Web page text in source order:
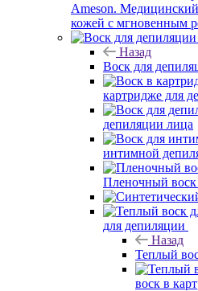
Ameson. Медицинский
кожей с мгновенным
Назад
Воск для
картридже для
депиляции лица
интимной
Пленочный воск
для депиляции
Назад
Теплый
воск в